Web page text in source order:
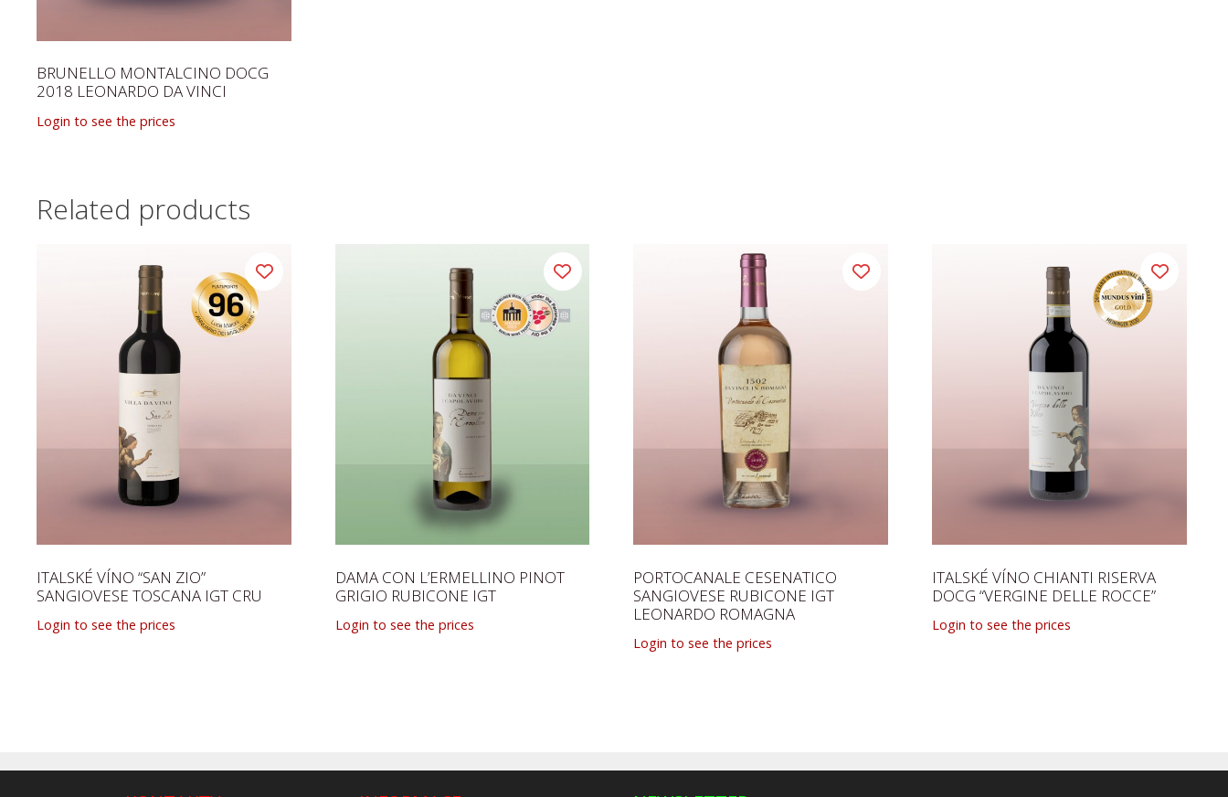
BRUNELLO MONTALCINO DOCG
2018 LEONARDO DA VINCI
Login to see the prices
Related products
ITALSKÉ VÍNO “SAN ZIO”
SANGIOVESE TOSCANA IGT CRU
Login to see the prices
DAMA CON L’ERMELLINO PINOT
GRIGIO RUBICONE IGT
Login to see the prices
PORTOCANALE CESENATICO
SANGIOVESE RUBICONE IGT
LEONARDO ROMAGNA
Login to see the prices
ITALSKÉ VÍNO CHIANTI RISERVA
DOCG “VERGINE DELLE ROCCE”
Login to see the prices